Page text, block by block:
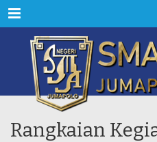
Menu
Rangkaian